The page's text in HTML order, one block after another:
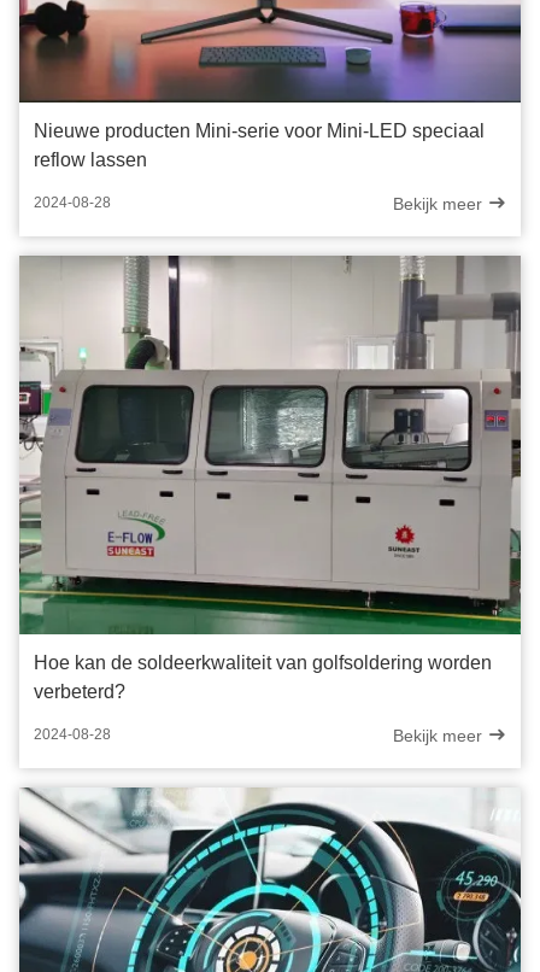
Nieuwe producten Mini-serie voor Mini-LED speciaal
reflow lassen
2024-08-28 Bekijk meer
Hoe kan de soldeerkwaliteit van golfsoldering worden
verbeterd?
2024-08-28 Bekijk meer